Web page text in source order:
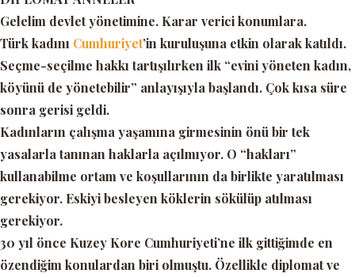
Gelelim devlet yönetimine. Karar verici konumlara.
Türk kadını Cumhuriyet’in kuruluşuna etkin olarak katıldı.
Seçme-seçilme hakkı tartışılırken ilk “evini yöneten kadın,
köyünü de yönetebilir” anlayışıyla başlandı. Çok kısa süre
sonra gerisi geldi.
Kadınların çalışma yaşamına girmesinin önü bir tek
yasalarla tanınan haklarla açılmıyor. O “hakları”
kullanabilme ortam ve koşullarının da birlikte yaratılması
gerekiyor. Eskiyi besleyen köklerin sökülüp atılması
gerekiyor.
30 yıl önce Kuzey Kore Cumhuriyeti’ne ilk gittiğimde en
özendiğim konulardan biri olmuştu. Özellikle diplomat ve